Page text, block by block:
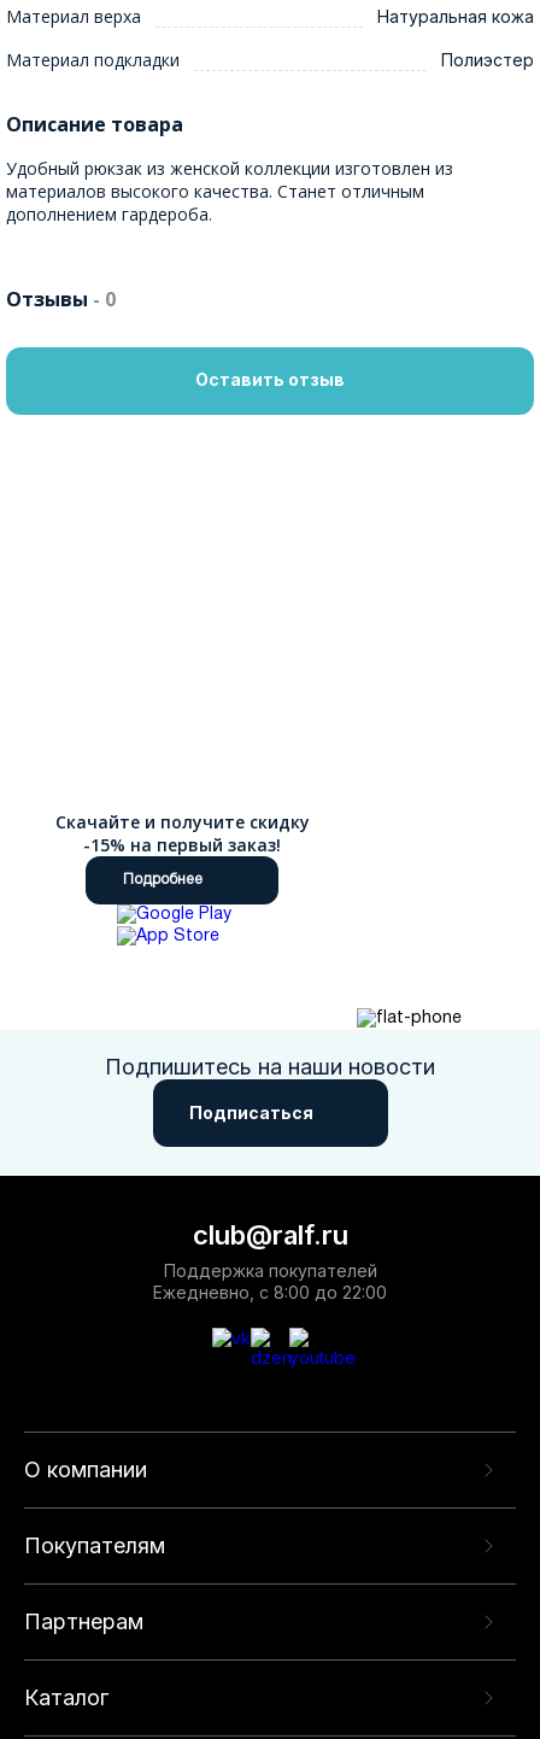
Материал верха Натуральная кожа
Материал подкладки Полиэстер
Описание товара
Удобный рюкзак из женской коллекции изготовлен из
материалов высокого качества. Станет отличным
дополнением гардероба.
Отзывы - 0
Оставить отзыв
Скачайте и получите скидку
-15% на первый заказ!
Подробнее
Подпишитесь на наши новости
Подписаться
О компании
Покупателям
Партнерам
Каталог
club@ralf.ru
Поддержка покупателей
Ежедневно, с 8:00 до 22:00